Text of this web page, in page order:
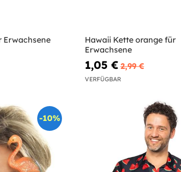
Erwachsene
Hawaii Kette orange für
Erwachsene
1,05 € 2,99 €
VERFÜGBAR
-10%